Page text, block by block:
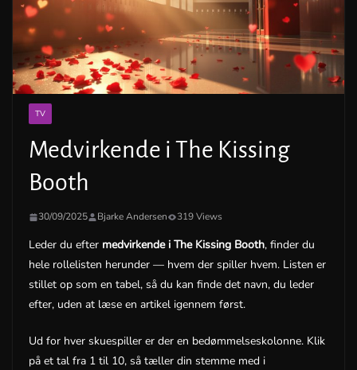
TV
Medvirkende i The Kissing
Booth
30/09/2025 Bjarke Andersen 319 Views
Leder du efter medvirkende i The Kissing Booth, finder du
hele rollelisten herunder — hvem der spiller hvem. Listen er
stillet op som en tabel, så du kan finde det navn, du leder
efter, uden at læse en artikel igennem først.
Ud for hver skuespiller er der en bedømmelseskolonne. Klik
på et tal fra 1 til 10, så tæller din stemme med i